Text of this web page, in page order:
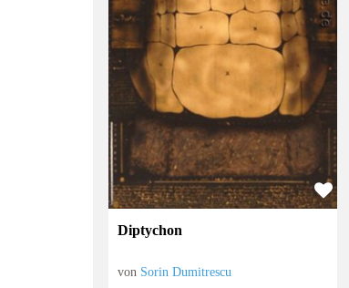
Diptychon
von Sorin Dumitrescu